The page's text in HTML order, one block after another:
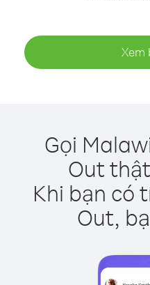
Xem
Gọi
Out
Khi bạn có
Out,